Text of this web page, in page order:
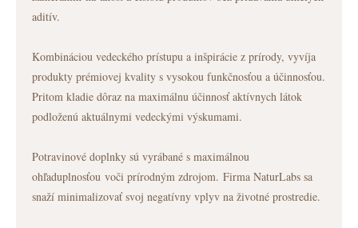
aditív.
Kombináciou vedeckého prístupu a inšpirácie z prírody, vyvíja
produkty prémiovej kvality s vysokou funkčnosťou a účinnosťou.
Pritom kladie dôraz na maximálnu účinnosť aktívnych látok
podloženú aktuálnymi vedeckými výskumami.
Potravinové doplnky sú vyrábané s maximálnou
ohľaduplnosťou voči prírodným zdrojom. Firma NaturLabs sa
snaží minimalizovať svoj negatívny vplyv na životné prostredie.